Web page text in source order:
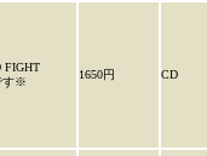
FIGHT
す※
1650円 CD